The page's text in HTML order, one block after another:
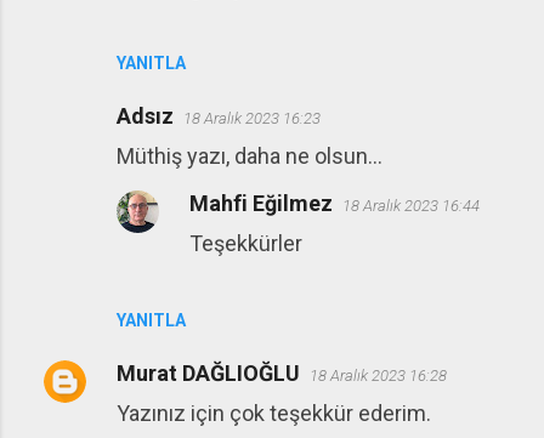
YANITLA
Adsız 18 Aralık 2023 16:23
Müthiş yazı, daha ne olsun…
YANITLA
Mahfi Eğilmez 18 Aralık 2023 16:44
Teşekkürler
Murat DAĞLIOĞLU 18 Aralık 2023 16:28
Yazınız için çok teşekkür ederim.